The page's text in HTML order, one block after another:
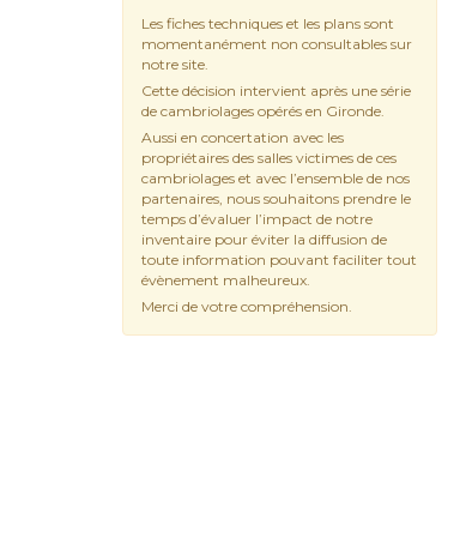
Les fiches techniques et les plans sont
momentanément non consultables sur
notre site.
Cette décision intervient après une série
de cambriolages opérés en Gironde.
Aussi en concertation avec les
propriétaires des salles victimes de ces
cambriolages et avec l’ensemble de nos
partenaires, nous souhaitons prendre le
temps d’évaluer l’impact de notre
inventaire pour éviter la diffusion de
toute information pouvant faciliter tout
évènement malheureux.
Merci de votre compréhension.